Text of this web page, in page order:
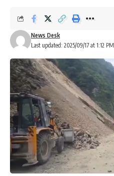
Last updated: 2025/09/17 at 1:12 PM
News Desk